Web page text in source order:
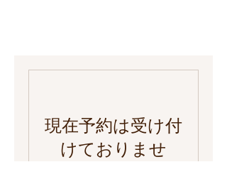
現在予約は受け付
けておりませ